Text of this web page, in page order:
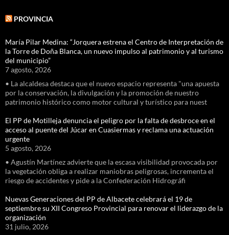
PROVINCIA
María Pilar Medina: “Jorquera estrena el Centro de Interpretación de
la Torre de Doña Blanca, un nuevo impulso al patrimonio y al turismo
del municipio”
7 agosto, 2026
• La alcaldesa destaca que el nuevo espacio representa "una apuesta
por la conservación, la divulgación y la promoción de nuestro
patrimonio histórico como motor cultural y turístico para nuest
El PP de Motilleja denuncia el peligro por la falta de desbroce en el
acceso al puente del Júcar en Cuasiermas y reclama una actuación
urgente
5 agosto, 2026
• Agustín Martínez advierte que la escasa visibilidad provocada por
la vegetación obliga a realizar maniobras peligrosas, incrementa el
riesgo de accidentes y pide a la Confederación Hidrográfi
Nuevas Generaciones del PP de Albacete celebrará el 19 de
septiembre su XII Congreso Provincial para renovar el liderazgo de la
organización
31 julio, 2026